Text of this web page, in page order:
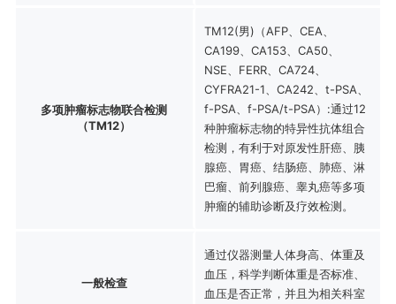
多项肿瘤标志物联合检测
（TM12）
TM12(男)（AFP、CEA、
CA199、CA153、CA50、
NSE、FERR、CA724、
CYFRA21-1、CA242、t-PSA、
f-PSA、f-PSA/t-PSA）:通过12
种肿瘤标志物的特异性抗体组合
检测，有利于对原发性肝癌、胰
腺癌、胃癌、结肠癌、肺癌、淋
巴瘤、前列腺癌、睾丸癌等多项
肿瘤的辅助诊断及疗效检测。
一般检查
通过仪器测量人体身高、体重及
血压，科学判断体重是否标准、
血压是否正常，并且为相关科室